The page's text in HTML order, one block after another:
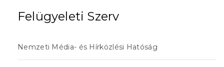
Felügyeleti Szerv
Nemzeti Média- és Hírközlési Hatóság